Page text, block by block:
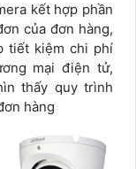
kết hợp phần
của đơn hàng,
tiết kiệm chi phí
mại điện tử,
thấy quy trình
hàng